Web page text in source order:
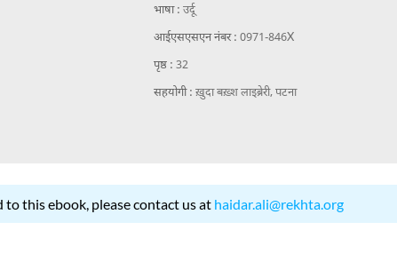
भाषा : उर्दू
आईएसएसएन नंबर : 0971-846X
पृष्ठ : 32
सहयोगी : ख़ुदा बख़्श लाइब्रेरी, पटना
this ebook, please contact us at haidar.ali@rekhta.org